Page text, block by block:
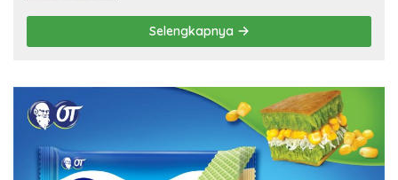
Selengkapnya